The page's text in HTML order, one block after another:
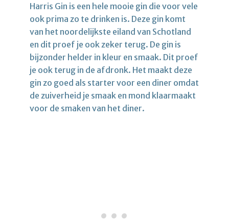
Harris Gin is een hele mooie gin die voor vele
ook prima zo te drinken is. Deze gin komt
van het noordelijkste eiland van Schotland
en dit proef je ook zeker terug. De gin is
bijzonder helder in kleur en smaak. Dit proef
je ook terug in de afdronk. Het maakt deze
gin zo goed als starter voor een diner omdat
de zuiverheid je smaak en mond klaarmaakt
voor de smaken van het diner.